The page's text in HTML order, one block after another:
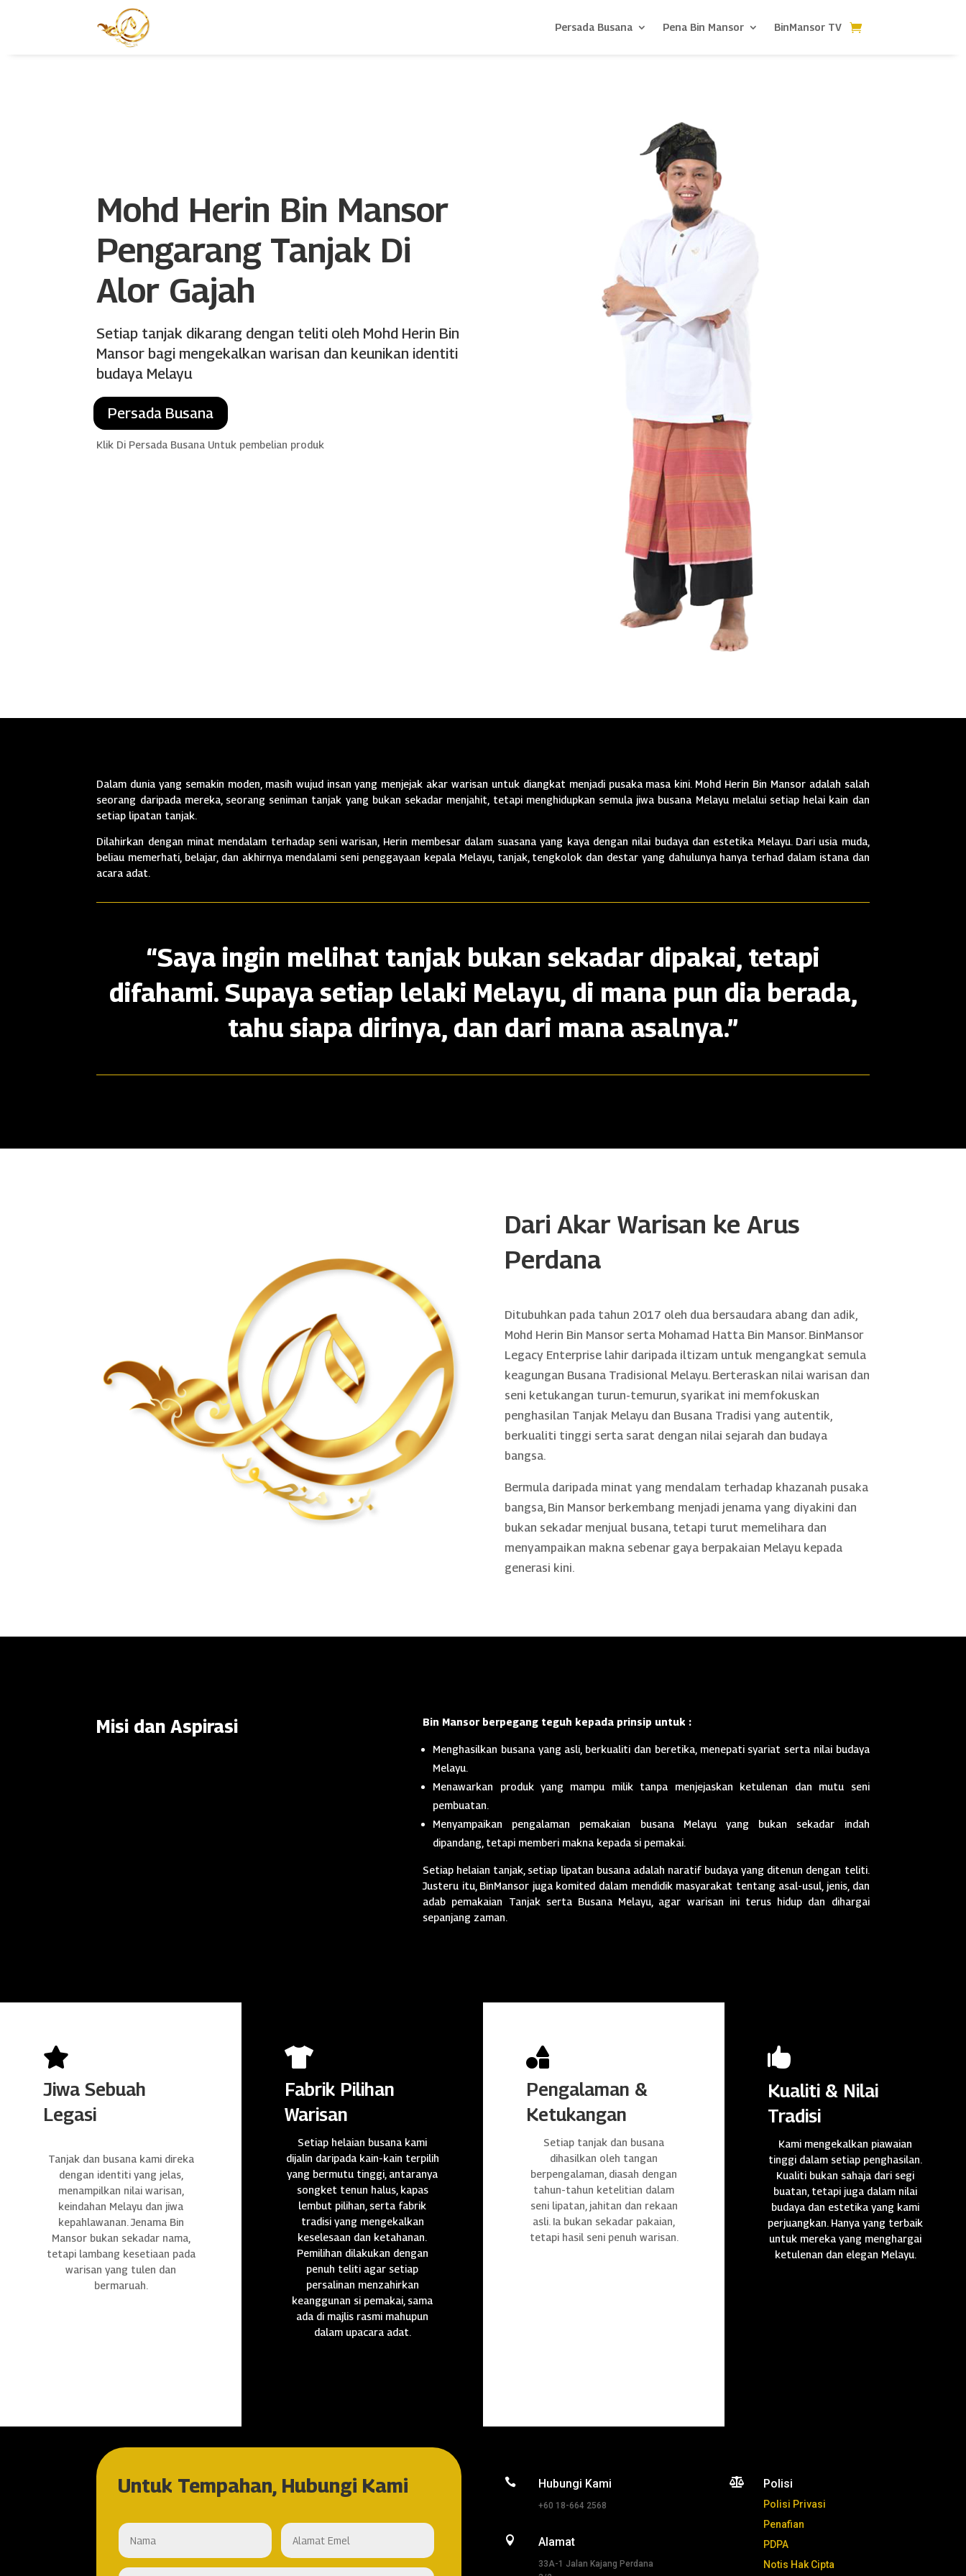
Persada Busana Pena Bin Mansor BinMansor TV
Mohd Herin Bin Mansor
Pengarang Tanjak Di
Alor Gajah
Setiap tanjak dikarang dengan teliti oleh Mohd Herin Bin
Mansor bagi mengekalkan warisan dan keunikan identiti
budaya Melayu
Persada Busana
Klik Di Persada Busana Untuk pembelian produk
Dalam dunia yang semakin moden, masih wujud insan yang menjejak akar warisan untuk diangkat menjadi pusaka masa kini. Mohd Herin Bin Mansor adalah salah
seorang daripada mereka, seorang seniman tanjak yang bukan sekadar menjahit, tetapi menghidupkan semula jiwa busana Melayu melalui setiap helai kain dan
setiap lipatan tanjak.
Dilahirkan dengan minat mendalam terhadap seni warisan, Herin membesar dalam suasana yang kaya dengan nilai budaya dan estetika Melayu. Dari usia muda,
beliau memerhati, belajar, dan akhirnya mendalami seni penggayaan kepala Melayu, tanjak, tengkolok dan destar yang dahulunya hanya terhad dalam istana dan
acara adat.
“Saya ingin melihat tanjak bukan sekadar dipakai, tetapi
difahami. Supaya setiap lelaki Melayu, di mana pun dia berada,
tahu siapa dirinya, dan dari mana asalnya.”
Dari Akar Warisan ke Arus
Perdana
Ditubuhkan pada tahun 2017 oleh dua bersaudara abang dan adik,
Mohd Herin Bin Mansor serta Mohamad Hatta Bin Mansor. BinMansor
Legacy Enterprise lahir daripada iltizam untuk mengangkat semula
keagungan Busana Tradisional Melayu. Berteraskan nilai warisan dan
seni ketukangan turun-temurun, syarikat ini memfokuskan
penghasilan Tanjak Melayu dan Busana Tradisi yang autentik,
berkualiti tinggi serta sarat dengan nilai sejarah dan budaya
bangsa.
Bermula daripada minat yang mendalam terhadap khazanah pusaka
bangsa, Bin Mansor berkembang menjadi jenama yang diyakini dan
bukan sekadar menjual busana, tetapi turut memelihara dan
menyampaikan makna sebenar gaya berpakaian Melayu kepada
generasi kini.
Misi dan Aspirasi Bin Mansor berpegang teguh kepada prinsip untuk :
Menghasilkan busana yang asli, berkualiti dan beretika, menepati syariat serta nilai budaya
Melayu.
Menawarkan produk yang mampu milik tanpa menjejaskan ketulenan dan mutu seni
pembuatan.
Menyampaikan pengalaman pemakaian busana Melayu yang bukan sekadar indah
dipandang, tetapi memberi makna kepada si pemakai.
Setiap helaian tanjak, setiap lipatan busana adalah naratif budaya yang ditenun dengan teliti.
Justeru itu, BinMansor juga komited dalam mendidik masyarakat tentang asal-usul, jenis, dan
adab pemakaian Tanjak serta Busana Melayu, agar warisan ini terus hidup dan dihargai
sepanjang zaman.

Jiwa Sebuah
Legasi
Tanjak dan busana kami direka
dengan identiti yang jelas,
menampilkan nilai warisan,
keindahan Melayu dan jiwa
kepahlawanan. Jenama Bin
Mansor bukan sekadar nama,
tetapi lambang kesetiaan pada
warisan yang tulen dan
bermaruah.

Fabrik Pilihan
Warisan
Setiap helaian busana kami
dijalin daripada kain-kain terpilih
yang bermutu tinggi, antaranya
songket tenun halus, kapas
lembut pilihan, serta fabrik
tradisi yang mengekalkan
keselesaan dan ketahanan.
Pemilihan dilakukan dengan
penuh teliti agar setiap
persalinan menzahirkan
keanggunan si pemakai, sama
ada di majlis rasmi mahupun
dalam upacara adat.

Pengalaman &
Ketukangan
Setiap tanjak dan busana
dihasilkan oleh tangan
berpengalaman, diasah dengan
tahun-tahun ketelitian dalam
seni lipatan, jahitan dan rekaan
asli. Ia bukan sekadar pakaian,
tetapi hasil seni penuh warisan.

Kualiti & Nilai
Tradisi
Kami mengekalkan piawaian
tinggi dalam setiap penghasilan.
Kualiti bukan sahaja dari segi
buatan, tetapi juga dalam nilai
budaya dan estetika yang kami
perjuangkan. Hanya yang terbaik
untuk mereka yang menghargai
ketulenan dan elegan Melayu.
Untuk Tempahan, Hubungi Kami  Hubungi Kami
+60 18-664 2568
 Alamat
33A-1 Jalan Kajang Perdana
 Polisi
Polisi Privasi
Penafian
PDPA
Notis Hak Cipta